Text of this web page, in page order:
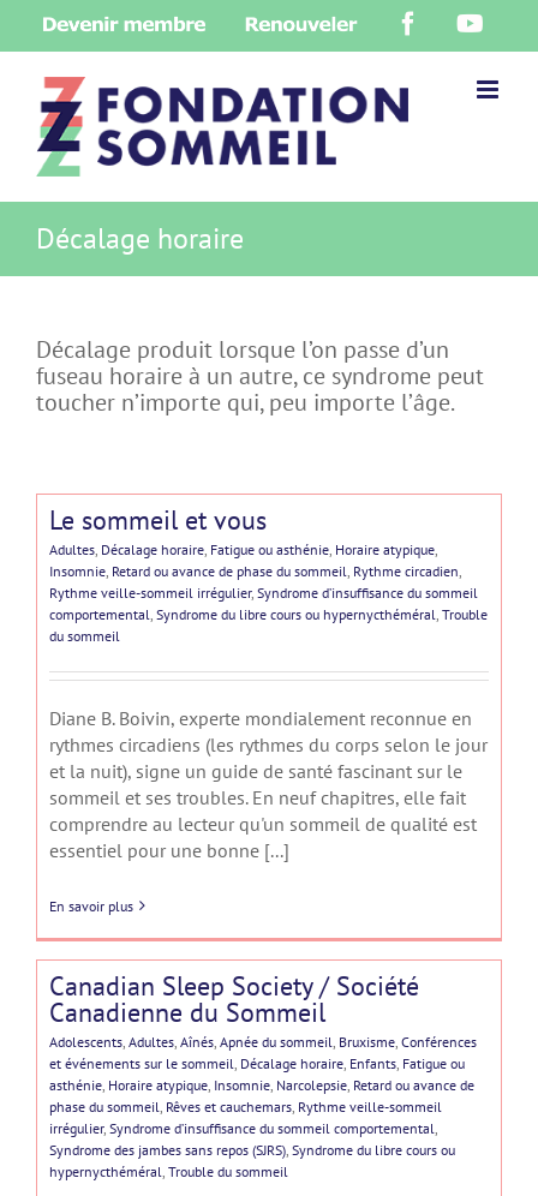
Devenir
membre
Renouveler Facebook
Décalage horaire
Décalage produit lorsque l’on passe d’un
fuseau horaire à un autre, ce syndrome peut
toucher n’importe qui, peu importe l’âge.
Le sommeil et vous
Adultes Décalage horaire Fatigue ou asthénie Horaire atypique
Insomnie Retard ou avance de phase du sommeil Rythme circadien
Rythme veille-sommeil irrégulier, Syndrome d’insuffisance du sommeil
comportemental Syndrome du libre cours ou hypernycthéméral Trouble
du sommeil
Diane B. Boivin, experte mondialement reconnue en
rythmes circadiens (les rythmes du corps selon le jour
et la nuit), signe un guide de santé fascinant sur le
sommeil et ses troubles. En neuf chapitres, elle fait
comprendre au lecteur qu'un sommeil de qualité est
essentiel pour une bonne [...]
En savoir plus
Canadian Sleep Society / Société
Canadienne du Sommeil
Adolescents Adultes Aînés Apnée du sommeil Bruxisme Conférences
et événements sur le sommeil Décalage horaire Enfants Fatigue ou
asthénie Horaire atypique Insomnie Narcolepsie Retard ou avance de
phase du sommeil Rêves et cauchemars Rythme veille-sommeil
irrégulier, Syndrome d’insuffisance du sommeil comportemental
Syndrome des jambes sans repos (SJRS) Syndrome du libre cours ou
hypernycthéméral Trouble du sommeil